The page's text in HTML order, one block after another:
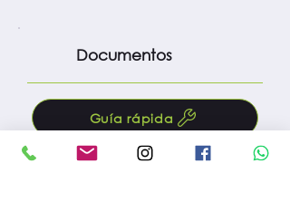
Documentos
Guía rápida
Manual